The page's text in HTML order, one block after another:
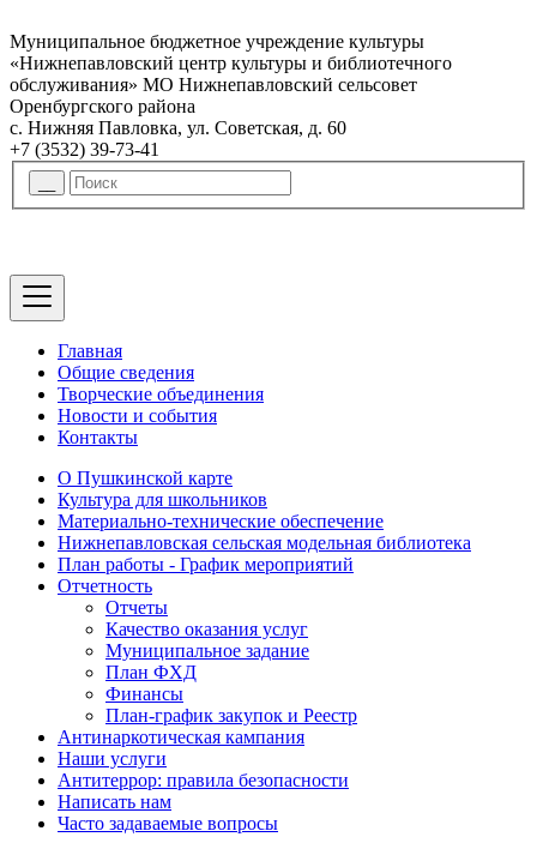
Муниципальное бюджетное учреждение культуры
«Нижнепавловский центр культуры и библиотечного
обслуживания» МО Нижнепавловский сельсовет
Оренбургского района
с. Нижняя Павловка, ул. Советская, д. 60
+7 (3532) 39-73-41
Главная
Общие сведения
Творческие объединения
Новости и события
Контакты
О Пушкинской карте
Культура для школьников
Материально-технические обеспечение
Нижнепавловская сельская модельная библиотека
План работы - График мероприятий
Отчетность
Отчеты
Качество оказания услуг
Муниципальное задание
План ФХД
Финансы
План-график закупок и Реестр
Антинаркотическая кампания
Наши услуги
Антитеррор: правила безопасности
Написать нам
Часто задаваемые вопросы